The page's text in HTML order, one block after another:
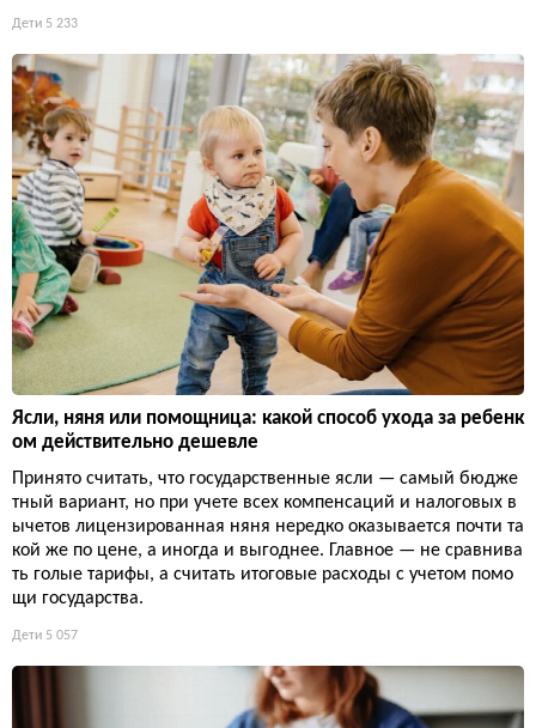
Дети 5 233
Ясли, няня или помощница: какой способ ухода за ребенк
ом действительно дешевле
Принято считать, что государственные ясли — самый бюдже
тный вариант, но при учете всех компенсаций и налоговых в
ычетов лицензированная няня нередко оказывается почти та
кой же по цене, а иногда и выгоднее. Главное — не сравнива
ть голые тарифы, а считать итоговые расходы с учетом помо
щи государства.
Дети 5 057